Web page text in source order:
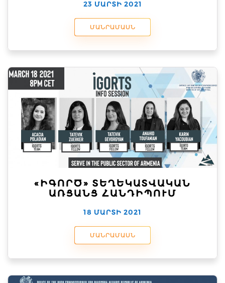
23 ՄԱՐՏԻ 2021
ՄԱՆՐԱՄԱՍՆ
«ԻԳՈՐԾ» ՏԵՂԵԿԱՏՎԱԿԱՆ
ԱՌՑԱՆՑ ՀԱՆԴԻՊՈՒՄ
18 ՄԱՐՏԻ 2021
ՄԱՆՐԱՄԱՍՆ